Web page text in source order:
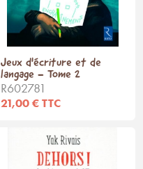
Jeux d'écriture et de
langage - Tome 2
R602781
21,00 € TTC